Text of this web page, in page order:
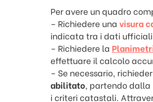
Per avere un quadro
– Richiedere una visura
indicata tra i dati
– Richiedere la
effettuare il calcolo
– Se necessario,
abilitato, partendo dalla
i criteri catastali.